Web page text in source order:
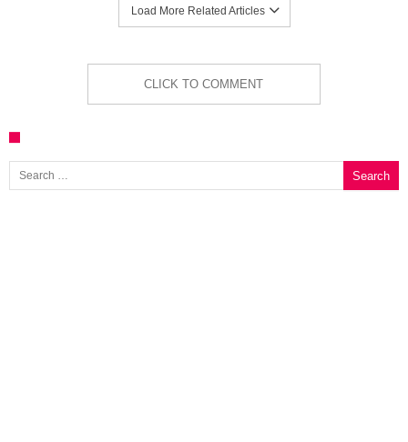
Load More Related Articles
CLICK TO COMMENT
Search for: